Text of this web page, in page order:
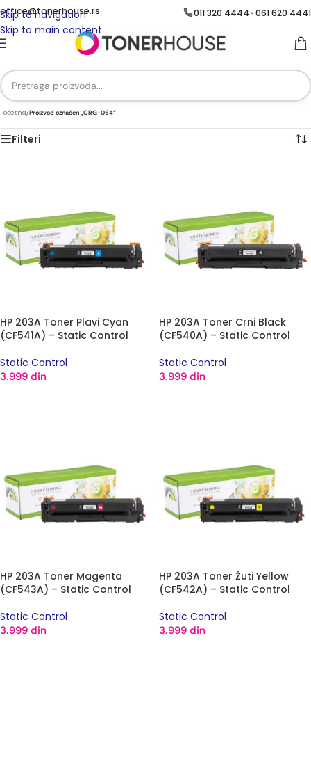
Skip to navigation
Skip to main content
office@tonerhouse.rs 011 320 4444 •061 620 4441
Početna/Proizvod označen „CRG-054“
Filteri
HP 203A Toner Plavi Cyan
(CF541A) – Static Control
Static Control
3.999 din
HP 203A Toner Crni Black
(CF540A) – Static Control
Static Control
3.999 din
HP 203A Toner Magenta
(CF543A) – Static Control
Static Control
3.999 din
HP 203A Toner Žuti Yellow
(CF542A) – Static Control
Static Control
3.999 din